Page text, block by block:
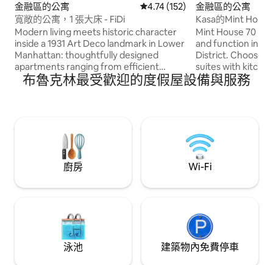
金融區的公寓 從 152 則評價中獲得 4.74 的平
4.74 (152)
寬敞的公寓，1 張大床 - FiDi
Modern living meets historic character
inside a 1931 Art Deco landmark in Lower
Manhattan: thoughtfully designed
apartments ranging from efficient
studios to spacious three-bedroom
layouts, all with fully equipped kitchens
Brooklyn Bridge, coworking and meeting
spaces, a game room, and a 24-hour
fitness center--all a short walk from
Battery Park and Financial District hubs.
金融區的公寓
Kasa的Mint
間公寓
Mint House 70
and function in
District. Choose
suites with
with access to
fitness center
provide 24/7 on-
services,
text.
布魯克林最受歡迎的度假屋設備與服務
廚房 Wi-Fi
泳池 建築物內免費停車